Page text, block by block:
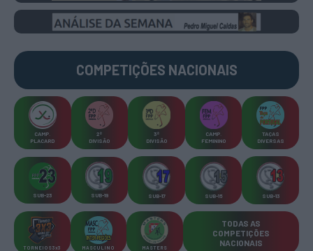
COMPETIÇÕES NACIONAIS
CAMP
PLACARD
2ª
DIVISÃO
3ª
DIVISÃO
CAMP
FEMININO
TAÇAS
DIVERSAS
SUB-23 SUB-19 SUB-17 SUB-15 SUB-13
TORNEIOS 3x3 MASCULINO MASTERS
TODAS AS
COMPETIÇÕES
NACIONAIS